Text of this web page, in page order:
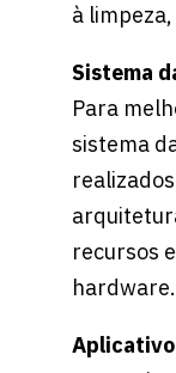
à
Sistema
Para
sistema
recursos
hardware.